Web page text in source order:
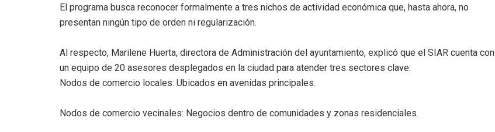
El programa busca reconocer formalmente a tres nichos de actividad económica que, hasta ahora, no
presentan ningún tipo de orden ni regularización.
​Al respecto, Marilene Huerta, directora de Administración del ayuntamiento, explicó que el SIAR cuenta con
un equipo de 20 asesores desplegados en la ciudad para atender tres sectores clave:
​Nodos de comercio locales: Ubicados en avenidas principales.
​Nodos de comercio vecinales: Negocios dentro de comunidades y zonas residenciales.